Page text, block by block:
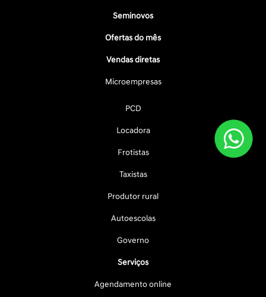
Seminovos
Ofertas do mês
Vendas diretas
Microempresas
PCD
Locadora
Frotistas
Taxistas
Produtor rural
Autoescolas
Governo
Serviços
Agendamento online